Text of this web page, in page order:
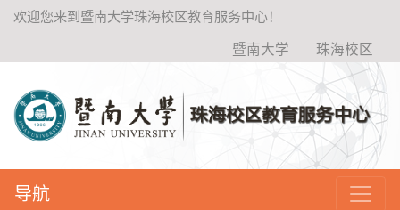
欢迎您来到暨南大学珠海校区教育服务中心！
暨南大学 珠海校区
咨询热线：
导航